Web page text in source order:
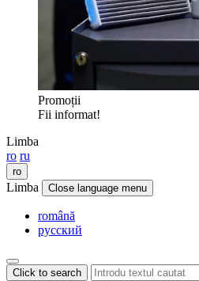
Promoții
Fii informat!
Limba
ro ru
ro
Limba Close language menu
română
русский
Click to search